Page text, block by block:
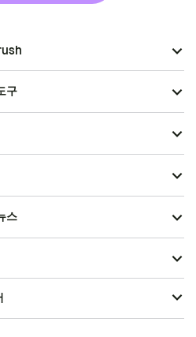
구
스